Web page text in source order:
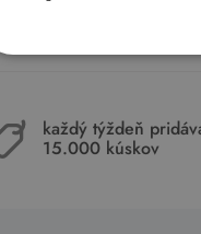
každý týždeň
15.000 kúskov